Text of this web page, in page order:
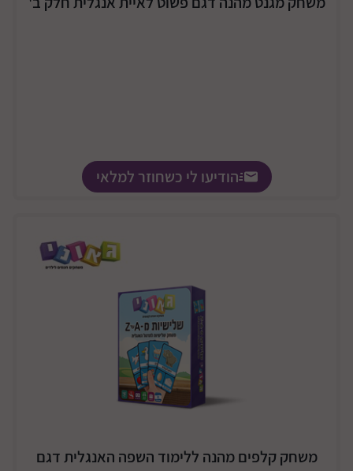
הודיעו לי כשחוזר למלאי
משחק קלפים מהנה ללימוד השפה האנגלית דגם